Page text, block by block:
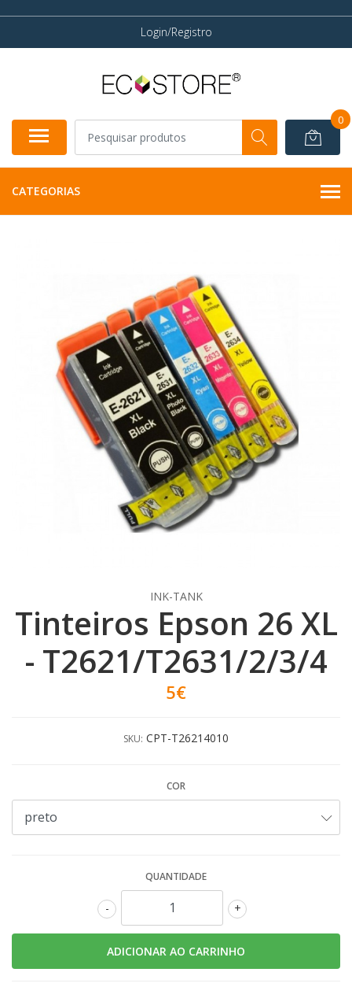
Login/Registro
0
CATEGORIAS
INK-TANK
Tinteiros Epson 26 XL
- T2621/T2631/2/3/4
5€
SKU: CPT-T26214010
COR
QUANTIDADE
+
-